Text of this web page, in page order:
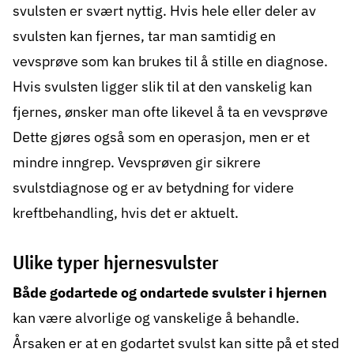
svulsten er svært nyttig. Hvis hele eller deler av
svulsten kan fjernes, tar man samtidig en
vevsprøve som kan brukes til å stille en diagnose.
Hvis svulsten ligger slik til at den vanskelig kan
fjernes, ønsker man ofte likevel å ta en vevsprøve
Dette gjøres også som en operasjon, men er et
mindre inngrep. Vevsprøven gir sikrere
svulstdiagnose og er av betydning for videre
kreftbehandling, hvis det er aktuelt.
Ulike typer hjernesvulster
Både godartede og ondartede svulster i hjernen
kan være alvorlige og vanskelige å behandle.
Årsaken er at en godartet svulst kan sitte på et sted